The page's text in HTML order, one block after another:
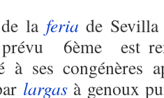
de la feria de
prévu 6ème est
à ses congénères
largasà genoux